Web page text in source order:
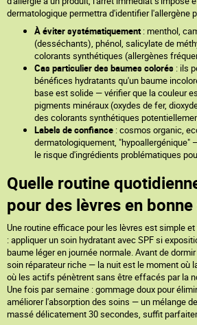
dermatologique permettra d'identifier l'allergène
À éviter systématiquement: menthol,
(desséchants), phénol, salicylate de
colorants synthétiques (allergènes
Cas particulier des baumes colorés : ils
bénéfices hydratants qu'un baume
base est solide — vérifier que la couleur
pigments minéraux (oxydes de fer,
des colorants synthétiques
Labels de confiance : cosmos organic,
dermatologiquement, "hypoallergénique"
le risque d'ingrédients problématiques
Quelle routine
pour des lèvres en bonne
Une routine efficace pour les lèvres est simple
: appliquer un soin hydratant avec SPF si
baume léger en journée normale. Avant de
soin réparateur riche — la nuit est le moment où
où les actifs pénètrent sans être effacés par la
Une fois par semaine : gommage doux pour
améliorer l'absorption des soins — un mélange
massé délicatement 30 secondes, suffit